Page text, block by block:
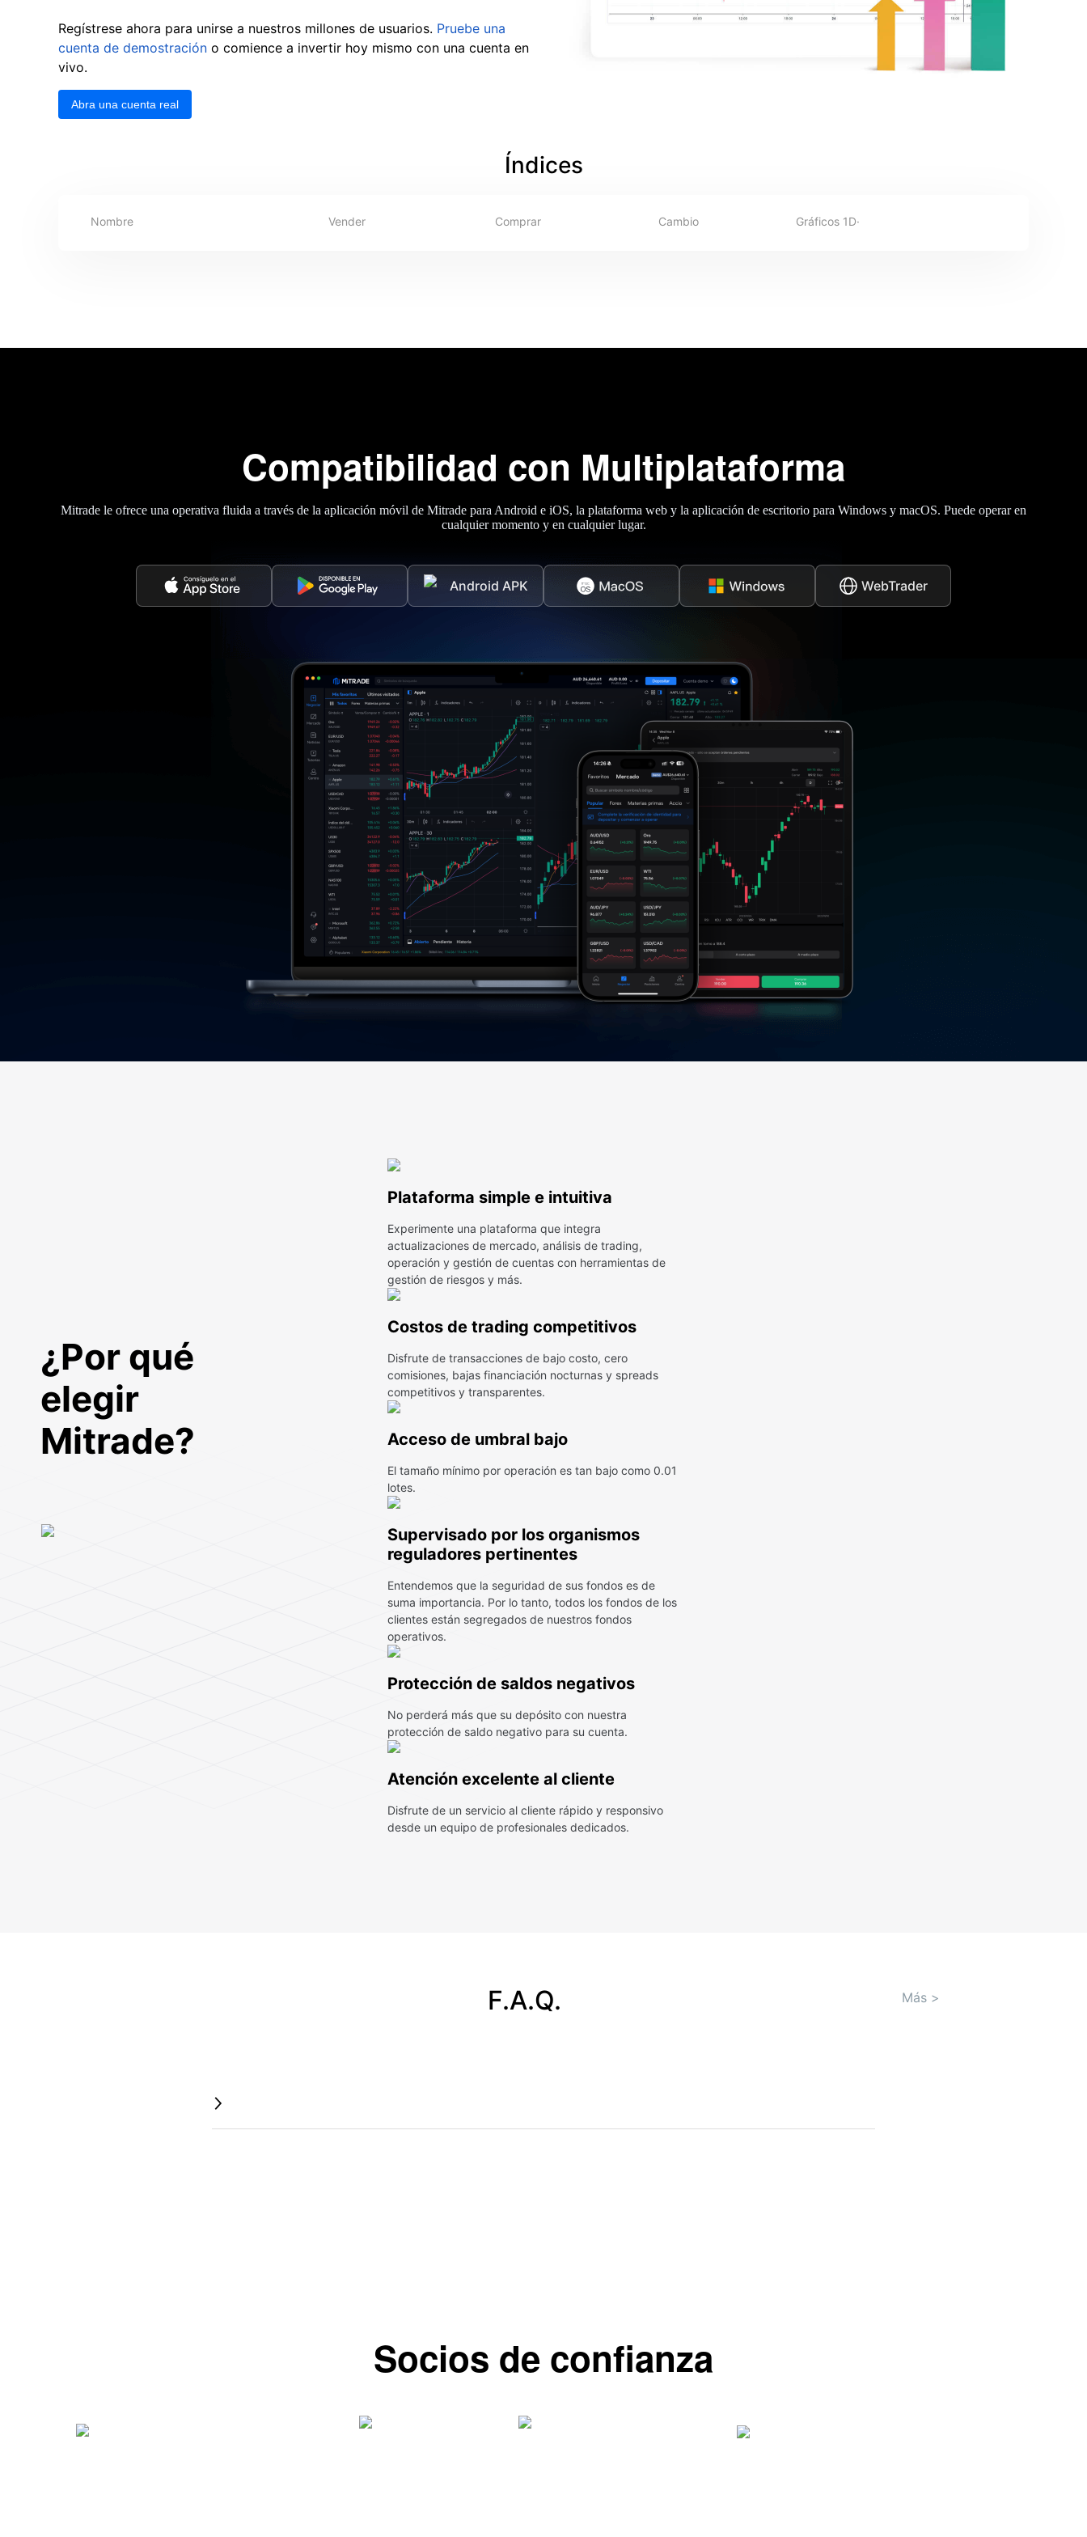
Regístrese ahora para unirse a nuestros millones de usuarios. Pruebe una
cuenta de demostración o comience a invertir hoy mismo con una cuenta en
vivo.
Abra una cuenta real
Índices
Nombre Vender Comprar Cambio Gráficos 1D·
Compatibilidad con Multiplataforma
Mitrade le ofrece una operativa fluida a través de la aplicación móvil de Mitrade para Android e iOS, la plataforma web y la aplicación de escritorio para Windows y macOS. Puede operar en
cualquier momento y en cualquier lugar.
Android APK WebTrader
¿Por qué
elegir
Mitrade?
Plataforma simple e intuitiva
Experimente una plataforma que integra
actualizaciones de mercado, análisis de trading,
operación y gestión de cuentas con herramientas de
gestión de riesgos y más.
Costos de trading competitivos
Disfrute de transacciones de bajo costo, cero
comisiones, bajas financiación nocturnas y spreads
competitivos y transparentes.
Acceso de umbral bajo
El tamaño mínimo por operación es tan bajo como 0.01
lotes.
Supervisado por los organismos
reguladores pertinentes
Entendemos que la seguridad de sus fondos es de
suma importancia. Por lo tanto, todos los fondos de los
clientes están segregados de nuestros fondos
operativos.
Protección de saldos negativos
No perderá más que su depósito con nuestra
protección de saldo negativo para su cuenta.
Atención excelente al cliente
Disfrute de un servicio al cliente rápido y responsivo
desde un equipo de profesionales dedicados.
Más >
F.A.Q.
Socios de confianza